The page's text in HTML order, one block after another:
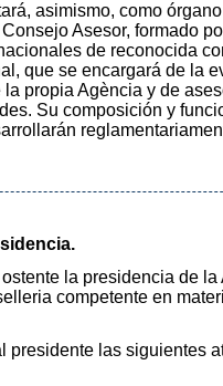
asimismo, como
Asesor, formado
de reconocida
que se encargará de la
propia Agència y de
Su composición y
la presidencia de la
competente en
presidente las siguientes